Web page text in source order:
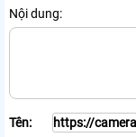
Nội dung:
Tên: